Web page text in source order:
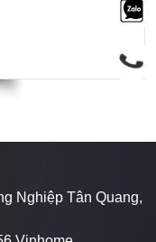
Nghiệp Tân Quang,